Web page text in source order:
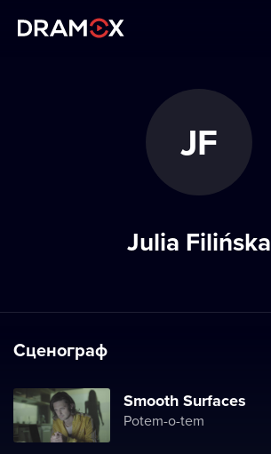
Зареєструватися
JF
Julia Filińska
Сценограф
Smooth Surfaces
Potem-o-tem